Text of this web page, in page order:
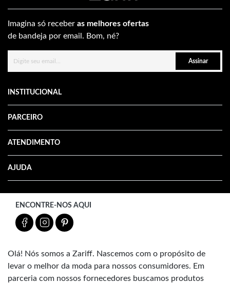
Imagina só receber as melhores ofertas
de bandeja por email. Bom, né?
Assinar
INSTITUCIONAL
PARCEIRO
ATENDIMENTO
AJUDA
ENCONTRE-NOS AQUI
Olá! Nós somos a Zariff. Nascemos com o propósito de
levar o melhor da moda para nossos consumidores. Em
parceria com nossos fornecedores buscamos produtos